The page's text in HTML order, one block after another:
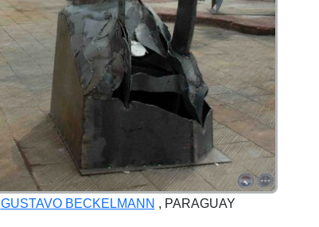
GUSTAVO BECKELMANN , PARAGUAY